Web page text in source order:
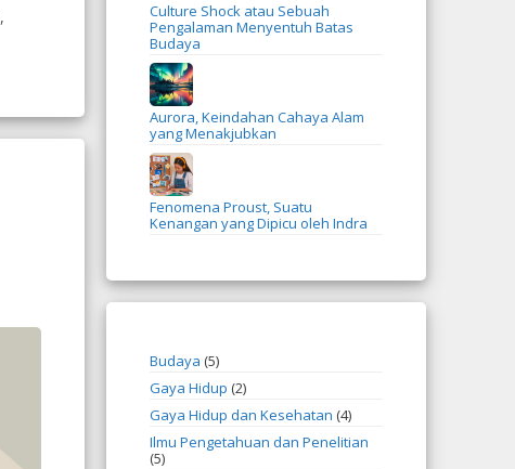
,
Culture Shock atau Sebuah
Pengalaman Menyentuh Batas
Budaya
Aurora, Keindahan Cahaya Alam
yang Menakjubkan
Fenomena Proust, Suatu
Kenangan yang Dipicu oleh Indra
Budaya (5)
Gaya Hidup (2)
Gaya Hidup dan Kesehatan (4)
Ilmu Pengetahuan dan Penelitian
(5)